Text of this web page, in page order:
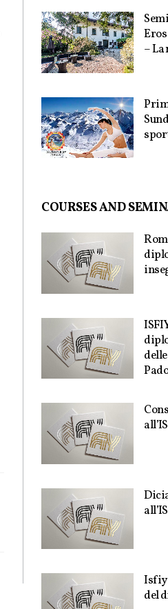
– La
COURSES AND
Isfiy
del